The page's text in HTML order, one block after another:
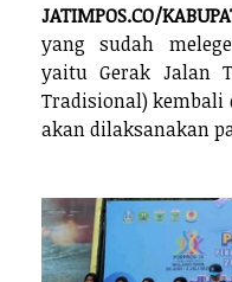
JATIMPOS.CO/
yang sudah
yaitu Gerak Jalan
Tradisional) kembali
akan dilaksanakan